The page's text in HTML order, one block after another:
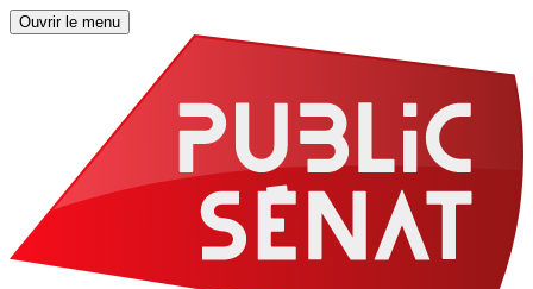
Ouvrir le menu